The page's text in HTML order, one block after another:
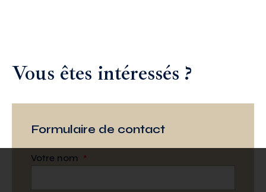
Vous êtes intéressés ?
Formulaire de contact
Votre nom *